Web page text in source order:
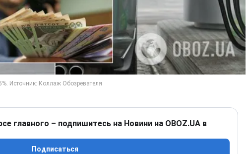
главного – подпишитесь на Новини на OBOZ.UA в
Подписаться